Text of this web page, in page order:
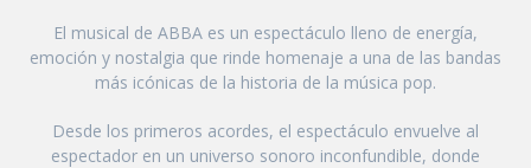
El musical de ABBA es un espectáculo lleno de energía,
emoción y nostalgia que rinde homenaje a una de las bandas
más icónicas de la historia de la música pop.
Desde los primeros acordes, el espectáculo envuelve al
espectador en un universo sonoro inconfundible, donde